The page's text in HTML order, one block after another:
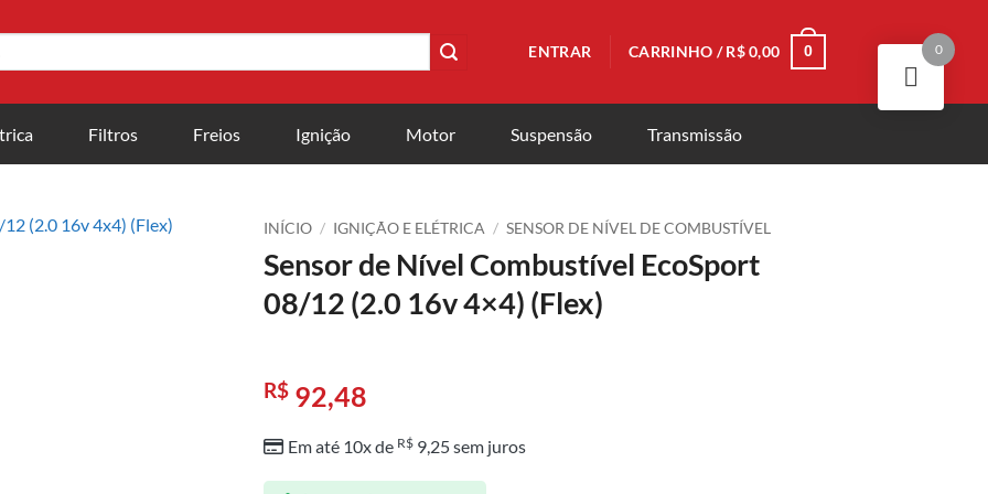
ENTRAR CARRINHO /R$0,00 0
Filtros Freios Ignição Motor Suspensão Transmissão
INÍCIO / IGNIÇÃO E ELÉTRICA / SENSOR DE NÍVEL DE COMBUSTÍVEL
Sensor de Nível Combustível EcoSport
08/12 (2.0 16v 4×4) (Flex)
R$ 92,48
Em até 10x de R$ 9,25sem juros
0